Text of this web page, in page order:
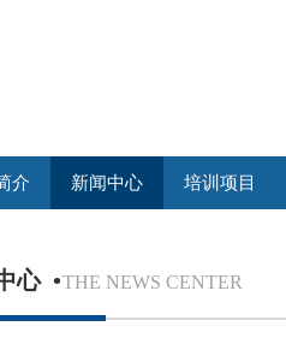
介 新闻中心 培训项目
心 •THE NEWS CENTER